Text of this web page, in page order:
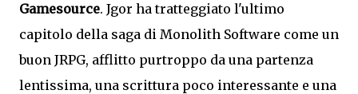
Gamesource. Jgor ha tratteggiato l'ultimo
capitolo della saga di Monolith Software come un
buon JRPG, afflitto purtroppo da una partenza
lentissima, una scrittura poco interessante e una